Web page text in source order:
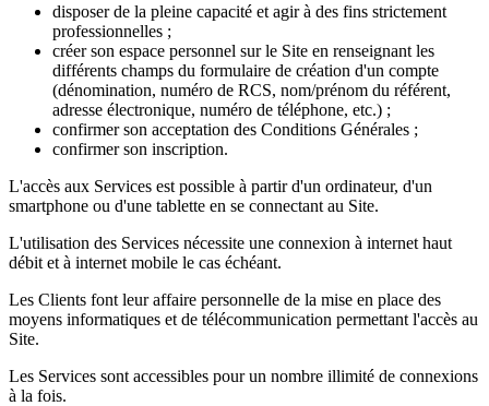
disposer de la pleine capacité et agir à des fins strictement
professionnelles ;
créer son espace personnel sur le Site en renseignant les
différents champs du formulaire de création d'un compte
(dénomination, numéro de RCS, nom/prénom du référent,
adresse électronique, numéro de téléphone, etc.) ;
confirmer son acceptation des Conditions Générales ;
confirmer son inscription.
L'accès aux Services est possible à partir d'un ordinateur, d'un
smartphone ou d'une tablette en se connectant au Site.
L'utilisation des Services nécessite une connexion à internet haut
débit et à internet mobile le cas échéant.
Les Clients font leur affaire personnelle de la mise en place des
moyens informatiques et de télécommunication permettant l'accès au
Site.
Les Services sont accessibles pour un nombre illimité de connexions
à la fois.